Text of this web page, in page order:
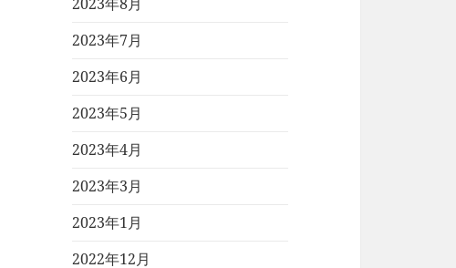
2023年7月
2023年6月
2023年5月
2023年4月
2023年3月
2023年1月
2022年12月